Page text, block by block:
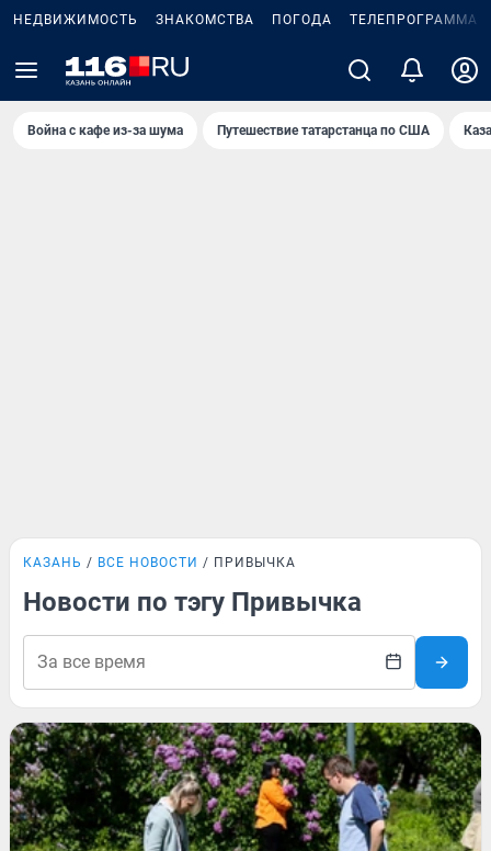
НЕДВИЖИМОСТЬ ЗНАКОМСТВА ПОГОДА ТЕЛЕПРОГРАММА
Война с кафе из-за шума Путешествие татарстанца по США
КАЗАНЬ ВСЕ НОВОСТИ ПРИВЫЧКА
Новости по тэгу Привычка